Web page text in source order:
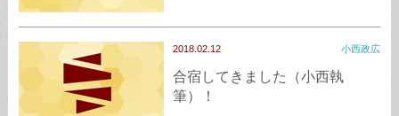
2018.02.12 小西政広
合宿してきました（小西執
筆）！